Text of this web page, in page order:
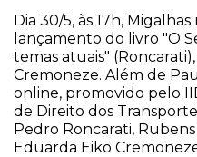
Dia 30/5, às 17h,
lançamento do livro "O
temas atuais"
Cremoneze. Além de
online, promovido pelo
de Direito dos
Pedro Roncarati,
Eduarda Eiko